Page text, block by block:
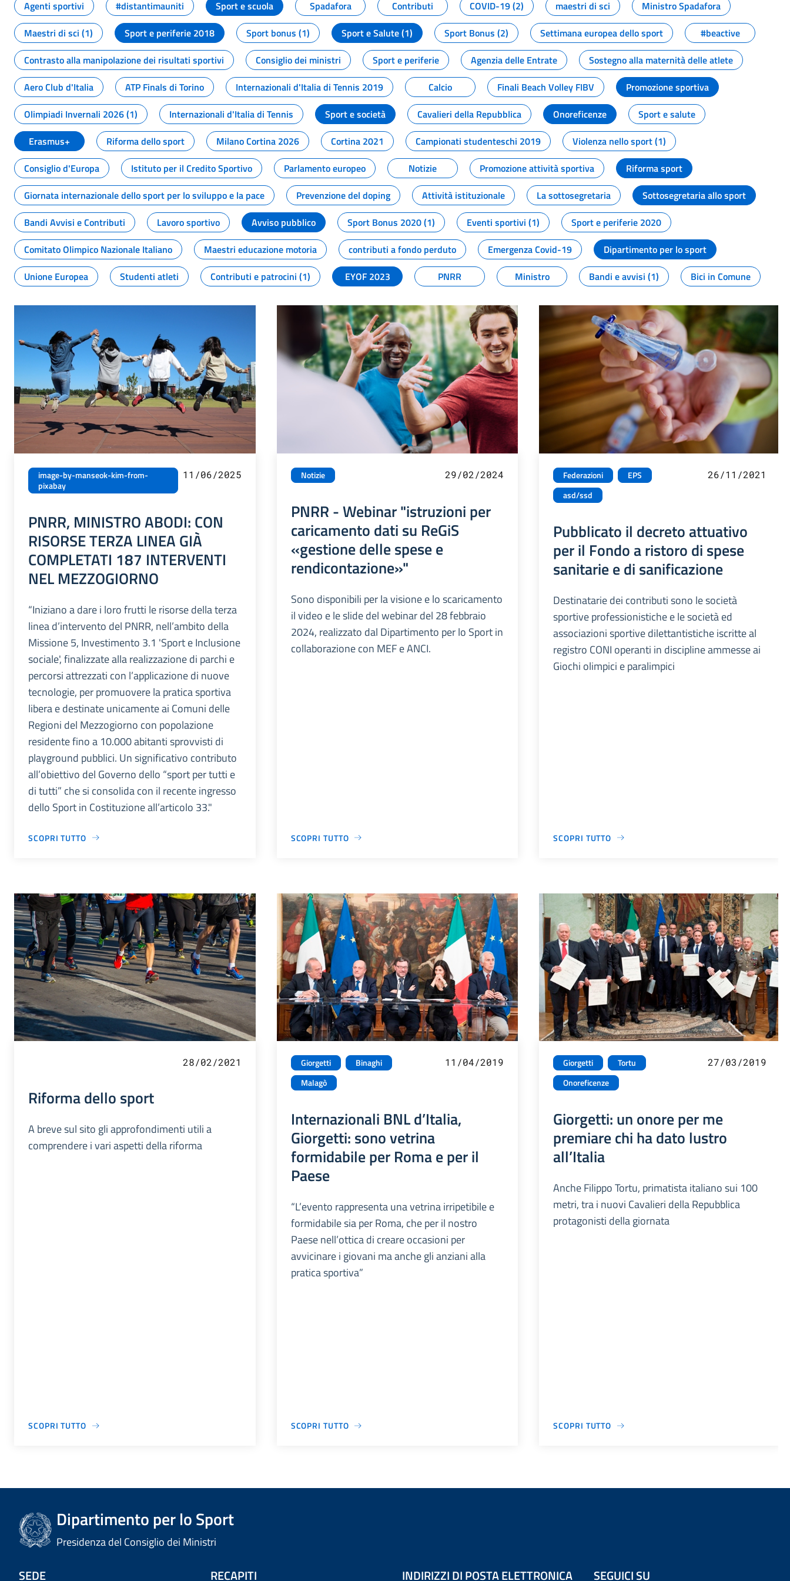
Agenti sportivi
#distantimauniti Sport e scuola Spadafora Contributi COVID-19 (2) maestri di sci
Ministro Spadafora
Maestri di sci (1)
Sport e periferie 2018 Sport bonus (1) Sport e Salute (1) Sport Bonus (2) Settimana europea dello sport
#beactive
Contrasto alla manipolazione dei risultati sportivi
Consiglio dei ministri Sport e periferie Agenzia delle Entrate
Sostegno alla maternità delle atlete
Aero Club d'Italia
ATP Finals di Torino Internazionali d'Italia di Tennis 2019 Calcio Finali Beach Volley FIBV
Promozione sportiva
Olimpiadi Invernali 2026 (1)
Internazionali d'Italia di Tennis Sport e società Cavalieri della Repubblica Onoreficenze
Sport e salute
Erasmus+
Riforma dello sport Milano Cortina 2026 Cortina 2021 Campionati studenteschi 2019
Violenza nello sport (1)
Consiglio d'Europa
Istituto per il Credito Sportivo Parlamento europeo Notizie Promozione attività sportiva
Riforma sport
Giornata internazionale dello sport per lo sviluppo e la pace
Prevenzione del doping Attività istituzionale La sottosegretaria
Sottosegretaria allo sport
Bandi Avvisi e Contributi
Lavoro sportivo Avviso pubblico Sport Bonus 2020 (1) Eventi sportivi (1)
Sport e periferie 2020
Comitato Olimpico Nazionale Italiano
Maestri educazione motoria contributi a fondo perduto Emergenza Covid-19
Dipartimento per lo sport
Unione Europea
Studenti atleti Contributi e patrocini (1) EYOF 2023 PNRR Ministro Bandi e avvisi (1) Bici in Comune
image-by-manseok-kim-from-
pixabay
11/06/2025
PNRR, MINISTRO ABODI: CON
RISORSE TERZA LINEA GIÀ
COMPLETATI 187 INTERVENTI
NEL MEZZOGIORNO
“Iniziano a dare i loro frutti le risorse della terza
linea d’intervento del PNRR, nell’ambito della
Missione 5, Investimento 3.1 'Sport e Inclusione
sociale', finalizzate alla realizzazione di parchi e
percorsi attrezzati con l’applicazione di nuove
tecnologie, per promuovere la pratica sportiva
libera e destinate unicamente ai Comuni delle
Regioni del Mezzogiorno con popolazione
residente fino a 10.000 abitanti sprovvisti di
playground pubblici. Un significativo contributo
all’obiettivo del Governo dello “sport per tutti e
di tutti” che si consolida con il recente ingresso
dello Sport in Costituzione all’articolo 33."
SCOPRI TUTTO
Notizie 29/02/2024
PNRR - Webinar "istruzioni per
caricamento dati su ReGiS
«gestione delle spese e
rendicontazione»"
Sono disponibili per la visione e lo scaricamento
il video e le slide del webinar del 28 febbraio
2024, realizzato dal Dipartimento per lo Sport in
collaborazione con MEF e ANCI.
SCOPRI TUTTO
Federazioni
EPS
asd/ssd
26/11/2021
Pubblicato il decreto attuativo
per il Fondo a ristoro di spese
sanitarie e di sanificazione
Destinatarie dei contributi sono le società
sportive professionistiche e le società ed
associazioni sportive dilettantistiche iscritte al
registro CONI operanti in discipline ammesse ai
Giochi olimpici e paralimpici
SCOPRI TUTTO
28/02/2021
Riforma dello sport
A breve sul sito gli approfondimenti utili a
comprendere i vari aspetti della riforma
SCOPRI TUTTO
Giorgetti
Binaghi
Malagò
11/04/2019
Internazionali BNL d’Italia,
Giorgetti: sono vetrina
formidabile per Roma e per il
Paese
“L’evento rappresenta una vetrina irripetibile e
formidabile sia per Roma, che per il nostro
Paese nell’ottica di creare occasioni per
avvicinare i giovani ma anche gli anziani alla
pratica sportiva”
SCOPRI TUTTO
Giorgetti
Tortu
Onoreficenze
27/03/2019
Giorgetti: un onore per me
premiare chi ha dato lustro
all’Italia
Anche Filippo Tortu, primatista italiano sui 100
metri, tra i nuovi Cavalieri della Repubblica
protagonisti della giornata
SCOPRI TUTTO
Dipartimento per lo Sport
Presidenza del Consiglio dei Ministri
SEDE RECAPITI INDIRIZZI DI POSTA ELETTRONICA SEGUICI SU